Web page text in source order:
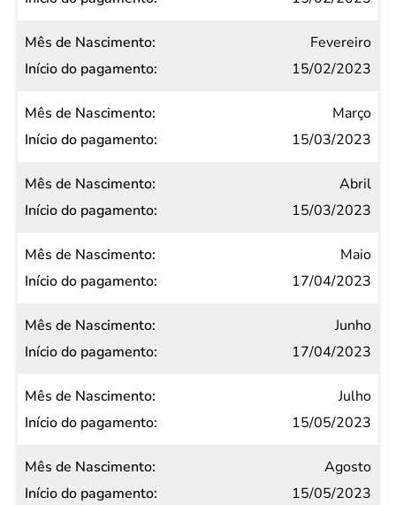
pagamento
Fevereiro
15/02/2023
Março
15/03/2023
Abril
15/03/2023
Maio
17/04/2023
Junho
17/04/2023
Julho
15/05/2023
Agosto
15/05/2023